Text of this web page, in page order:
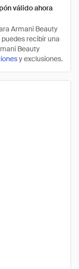
válido ahora
Armani Beauty
recibir una
Beauty
y exclusiones.